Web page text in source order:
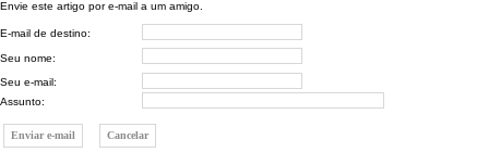
Envie este artigo por e-mail a um amigo.
E-mail de destino:
Seu nome:
Seu e-mail:
Assunto: